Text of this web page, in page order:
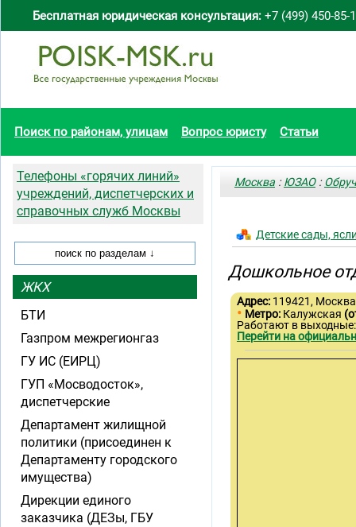
Бесплатная юридическая консультация: +7 (499) 450-85-
Поиск по районам, улицам Вопрос юристу Статьи
Москва :ЮЗАО:
Детские сады,
Дошкольное
Адрес: 119421,
• Метро: Калужская
Работают в
Перейти на
Телефоны «горячих линий»
учреждений, диспетчерских и
справочных служб Москвы
ЖКХ
БТИ
Газпром межрегионгаз
ГУ ИС (ЕИРЦ)
ГУП «Мосводосток»,
диспетчерские
Департамент жилищной
политики (присоединен к
Департаменту городского
имущества)
Дирекции единого
заказчика (ДЕЗы, ГБУ